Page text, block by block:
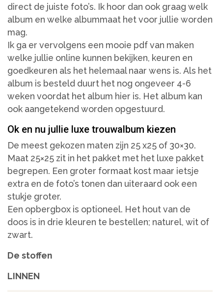
direct de juiste foto’s. Ik hoor dan ook graag welk
album en welke albummaat het voor jullie worden
mag.
Ik ga er vervolgens een mooie pdf van maken
welke jullie online kunnen bekijken, keuren en
goedkeuren als het helemaal naar wens is. Als het
album is besteld duurt het nog ongeveer 4-6
weken voordat het album hier is. Het album kan
ook aangetekend worden opgestuurd.
Ok en nu jullie luxe trouwalbum kiezen
De meest gekozen maten zijn 25 x25 of 30×30.
Maat 25×25 zit in het pakket met het luxe pakket
begrepen. Een groter formaat kost maar ietsje
extra en de foto’s tonen dan uiteraard ook een
stukje groter.
Een opbergbox is optioneel. Het hout van de
doos is in drie kleuren te bestellen; naturel, wit of
zwart.
De stoffen
LINNEN